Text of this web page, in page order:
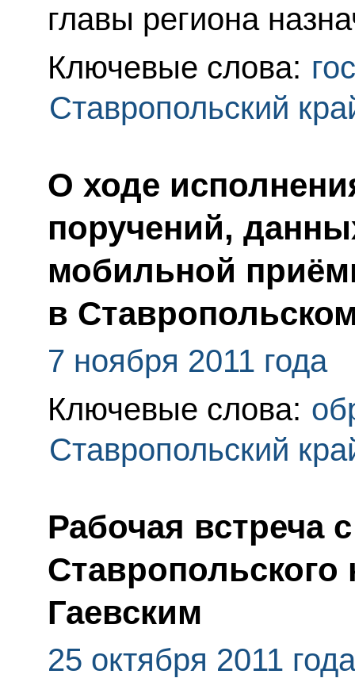
главы региона
Ключевые слова:
Ставропольский
О ходе
поручений,
мобильной
в
7 ноября 2011 года
Ключевые слова:
Ставропольский
Рабочая встреча
Ставропольского
Гаевским
25 октября 2011 года